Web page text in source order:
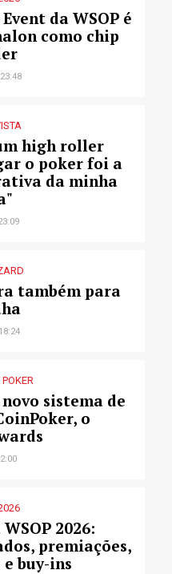
da WSOP é
como chip
high roller
o poker foi a
da minha
também para
sistema de
o
2026:
premiações,
buy-ins